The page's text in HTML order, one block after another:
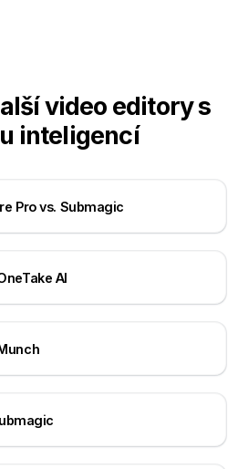
video editory s
inteligencí
Pro vs. Submagic
AI